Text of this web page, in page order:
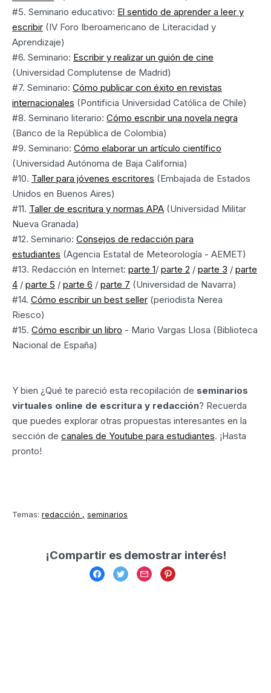
#5. Seminario educativo: El sentido de aprender a leer y
escribir (IV Foro Iberoamericano de Literacidad y
Aprendizaje)
#6. Seminario: Escribir y realizar un guión de cine
(Universidad Complutense de Madrid)
#7. Seminario: Cómo publicar con éxito en revistas
internacionales (Pontificia Universidad Católica de Chile)
#8. Seminario literario: Cómo escribir una novela negra
(Banco de la República de Colombia)
#9. Seminario: Cómo elaborar un artículo científico
(Universidad Autónoma de Baja California)
#10. Taller para jóvenes escritores (Embajada de Estados
Unidos en Buenos Aires)
#11. Taller de escritura y normas APA (Universidad Militar
Nueva Granada)
#12. Seminario: Consejos de redacción para
estudiantes (Agencia Estatal de Meteorología - AEMET)
#13. Redacción en Internet: parte 1/ parte 2 / parte 3 / parte
4 / parte 5 / parte 6 / parte 7 (Universidad de Navarra)
#14. Cómo escribir un best seller (periodista Nerea
Riesco)
#15. Cómo escribir un libro - Mario Vargas Llosa (Biblioteca
Nacional de España)
Y bien ¿Qué te pareció esta recopilación de seminarios
virtuales online de escritura y redacción? Recuerda
que puedes explorar otras propuestas interesantes en la
sección de canales de Youtube para estudiantes. ¡Hasta
pronto!
Temas: redacción seminarios
¡Compartir es demostrar interés!